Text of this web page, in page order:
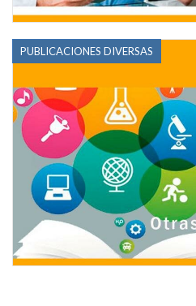
PUBLICACIONES DIVERSAS